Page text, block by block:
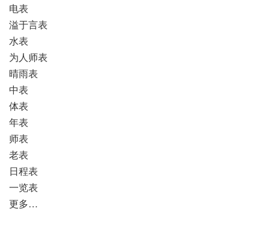
电表
溢于言表
水表
为人师表
晴雨表
中表
体表
年表
师表
老表
日程表
一览表
更多…